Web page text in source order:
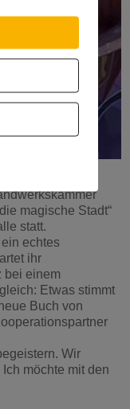
magische Stadt“
statt.
echtes
ihr
bei einem
Etwas stimmt
Buch von
Wir
möchte mit den